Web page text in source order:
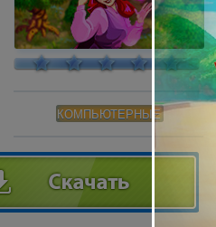
КОМПЬЮТЕРНЫЕ